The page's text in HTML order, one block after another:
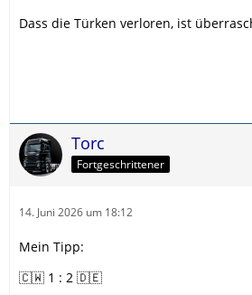
Dass die Türken verloren, ist
Torc
Fortgeschrittener
14. Juni 2026 um 18:12
Mein Tipp:
🇨🇼 1 : 2 🇩🇪